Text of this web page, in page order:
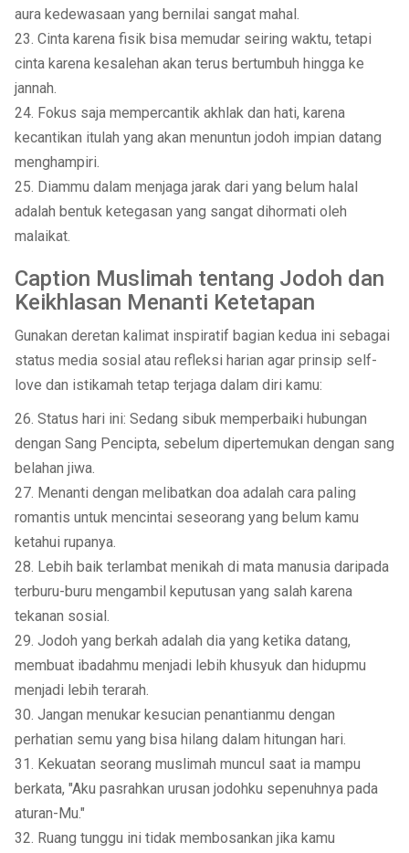
aura kedewasaan yang bernilai sangat mahal.
23. Cinta karena fisik bisa memudar seiring waktu, tetapi
cinta karena kesalehan akan terus bertumbuh hingga ke
jannah.
24. Fokus saja mempercantik akhlak dan hati, karena
kecantikan itulah yang akan menuntun jodoh impian datang
menghampiri.
25. Diammu dalam menjaga jarak dari yang belum halal
adalah bentuk ketegasan yang sangat dihormati oleh
malaikat.
Caption Muslimah tentang Jodoh dan
Keikhlasan Menanti Ketetapan
Gunakan deretan kalimat inspiratif bagian kedua ini sebagai
status media sosial atau refleksi harian agar prinsip self-
love dan istikamah tetap terjaga dalam diri kamu:
26. Status hari ini: Sedang sibuk memperbaiki hubungan
dengan Sang Pencipta, sebelum dipertemukan dengan sang
belahan jiwa.
27. Menanti dengan melibatkan doa adalah cara paling
romantis untuk mencintai seseorang yang belum kamu
ketahui rupanya.
28. Lebih baik terlambat menikah di mata manusia daripada
terburu-buru mengambil keputusan yang salah karena
tekanan sosial.
29. Jodoh yang berkah adalah dia yang ketika datang,
membuat ibadahmu menjadi lebih khusyuk dan hidupmu
menjadi lebih terarah.
30. Jangan menukar kesucian penantianmu dengan
perhatian semu yang bisa hilang dalam hitungan hari.
31. Kekuatan seorang muslimah muncul saat ia mampu
berkata, "Aku pasrahkan urusan jodohku sepenuhnya pada
aturan-Mu."
32. Ruang tunggu ini tidak membosankan jika kamu